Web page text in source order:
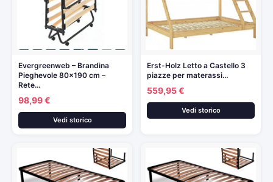
Evergreenweb – Brandina
Pieghevole 80×190 cm –
Rete…
98,99 €
Vedi storico
Erst-Holz Letto a Castello 3
piazze per materassi…
559,95 €
Vedi storico